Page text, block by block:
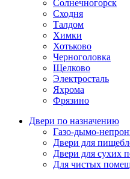
Солнечногорск
Сходня
Талдом
Химки
Хотьково
Черноголовка
Щелково
Электросталь
Яхрома
Фрязино
Двери по назначению
Газо-дымо-
Двери для
Двери для сухих
Для чистых